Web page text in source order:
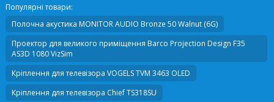
Популярні товари:
Полочна акустика MONITOR AUDIO Bronze 50 Walnut (6G)
Проектор для великого приміщення Barco Projection Design F35
AS3D 1080 VizSim
Кріплення для телевізора VOGELS TVM 3463 OLED
Кріплення для телевізора Chief TS318SU